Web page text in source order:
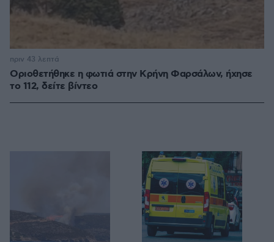
Οριοθετήθηκε η φωτιά στην Κρήνη Φαρσάλων, ήχησε
το 112, δείτε βίντεο
πριν 43 λεπτά